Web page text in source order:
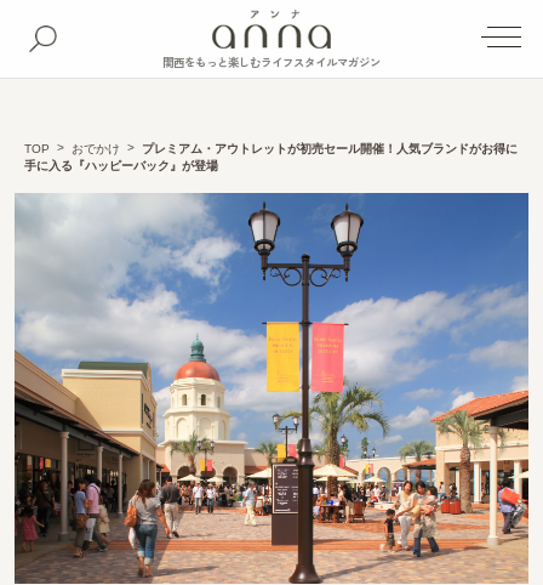
関西をもっと楽しむライフスタイルマガジン
TOP おでかけ
プレミアム・アウトレットが初売セール開催！人気ブランドがお得に
手に入る『ハッピーバック』が登場